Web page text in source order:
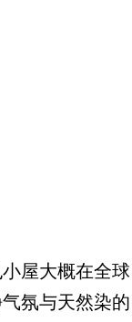
屋大概在全球
氛与天然染的